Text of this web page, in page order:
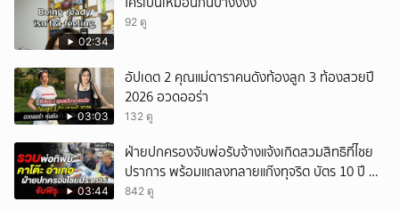
02:34
92 ดู
03:03
อัปเดต 2 คุณแม่ดาราคนดังท้องลูก 3 ท้องสวยปี
2026 อวดออร่า
132 ดู
03:44
ฝ่ายปกครองจับพ่อรับจ้างแจ้งเกิดสวมสิทธิที่ไชย
ปราการ พร้อมแถลงทลายแก๊งทุจริต บัตร 10 ปี ที่
แม่สอด
842 ดู